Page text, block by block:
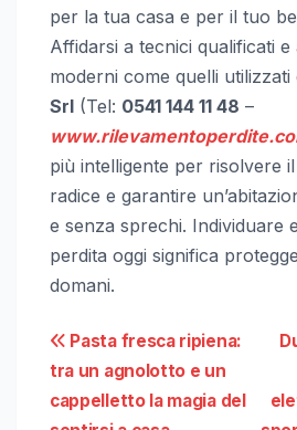
per la tua casa e per il tuo
Affidarsi a tecnici qualificati e
moderni come quelli utilizzati
Srl (Tel: 0541 144 11 48 –
più intelligente per risolvere
radice e garantire
e senza sprechi. Individuare
perdita oggi significa
domani.
Navigazione
articoli
Pasta fresca ripiena:
tra un agnolotto e un
cappelletto la magia del